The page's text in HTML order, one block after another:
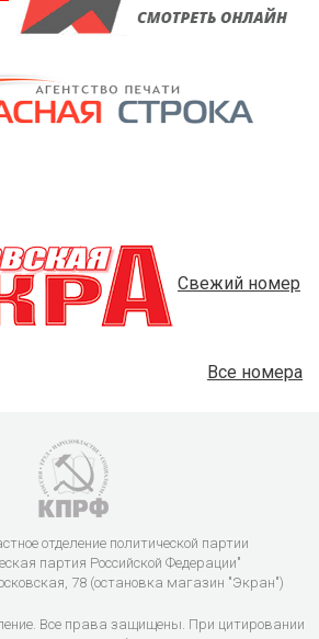
Свежий номер
Все номера
отделение политической партии
партия Российской Федерации"
78 (остановка магазин "Экран")
Все права защищены. При цитировании